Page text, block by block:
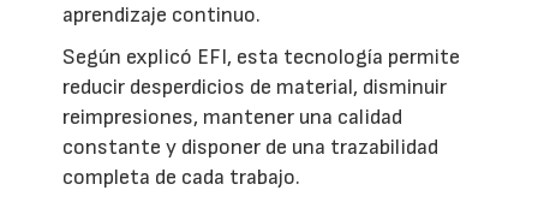
aprendizaje continuo.
Según explicó EFI, esta tecnología permite
reducir desperdicios de material, disminuir
reimpresiones, mantener una calidad
constante y disponer de una trazabilidad
completa de cada trabajo.